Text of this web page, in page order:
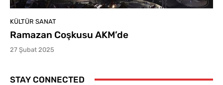
KÜLTÜR SANAT
Ramazan Coşkusu AKM’de
27 Şubat 2025
STAY CONNECTED